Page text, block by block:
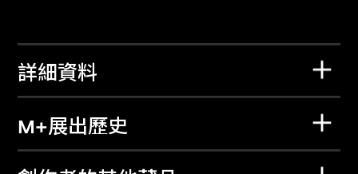
詳細資料
M+展出歷史